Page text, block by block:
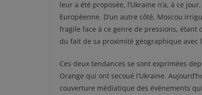
leur a été proposée, l’Ukraine n’a, à ce
Européenne. D’un autre côté, Moscou
fragile face à ce genre de pressions,
du fait de sa proximité géographique avec
Ces deux tendances se sont exprimées
Orange qui ont secoué l’Ukraine.
couverture médiatique des événements